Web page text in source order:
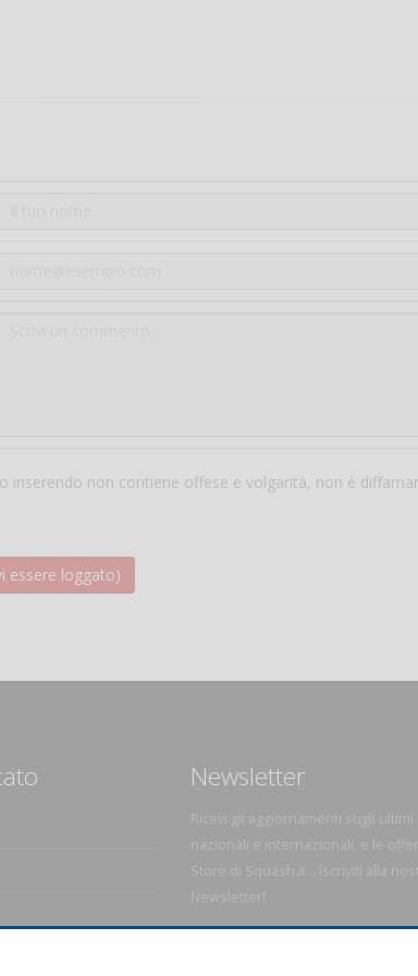
inserendo non contiene offese e volgarità, non è
Newsletter
Ricevi gli aggiornamenti sugli ultimi
nazionali e internazionali, e le
Store di Squash.it... Iscriviti alla
Newsletter!